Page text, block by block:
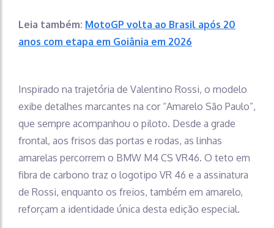
Leia também: MotoGP volta ao Brasil após 20
anos com etapa em Goiânia em 2026
Inspirado na trajetória de Valentino Rossi, o modelo
exibe detalhes marcantes na cor “Amarelo São Paulo”,
que sempre acompanhou o piloto. Desde a grade
frontal, aos frisos das portas e rodas, as linhas
amarelas percorrem o BMW M4 CS VR46. O teto em
fibra de carbono traz o logotipo VR 46 e a assinatura
de Rossi, enquanto os freios, também em amarelo,
reforçam a identidade única desta edição especial.